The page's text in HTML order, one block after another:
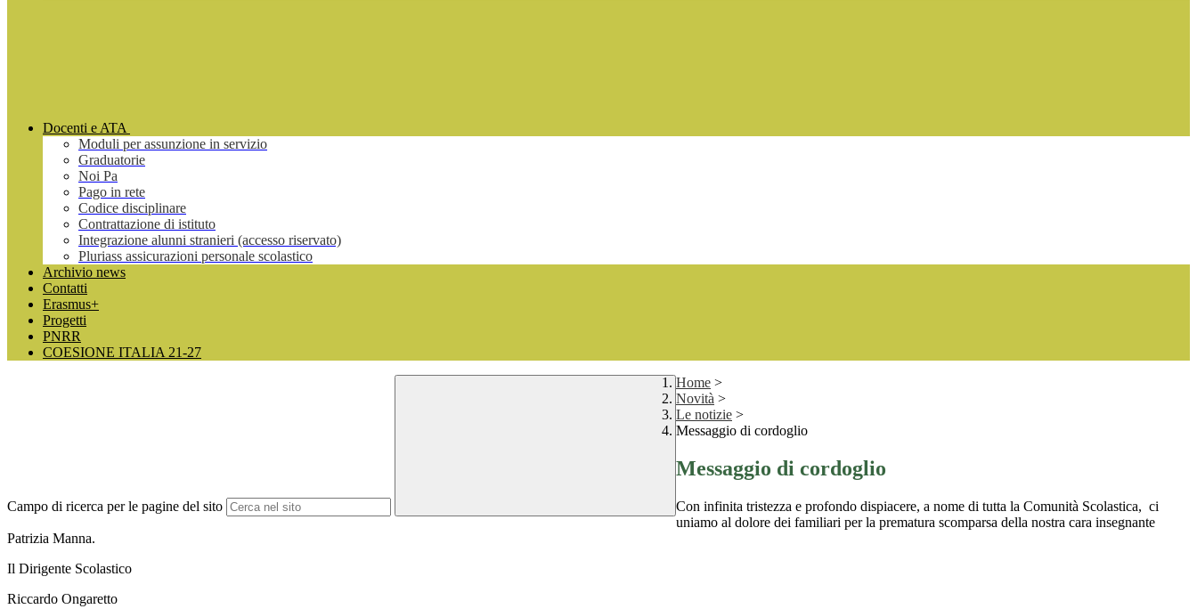
Docenti e ATA
Moduli per assunzione in servizio
Graduatorie
Noi Pa
Pago in rete
Codice disciplinare
Contrattazione di istituto
Integrazione alunni stranieri (accesso riservato)
Pluriass assicurazioni personale scolastico
Archivio news
Contatti
Erasmus+
Progetti
PNRR
COESIONE ITALIA 21-27
Campo di ricerca per le pagine del sito
Home >
Novità >
Le notizie >
Messaggio di cordoglio
Messaggio di cordoglio
Con infinita tristezza e profondo dispiacere, a nome di tutta la Comunità Scolastica, ci
uniamo al dolore dei familiari per la prematura scomparsa della nostra cara insegnante
Patrizia Manna.
Il Dirigente Scolastico
Riccardo Ongaretto